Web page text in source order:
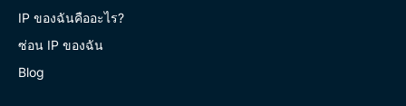
IP ของฉันคืออะไร?
ซ่อน IP ของฉัน
Blog